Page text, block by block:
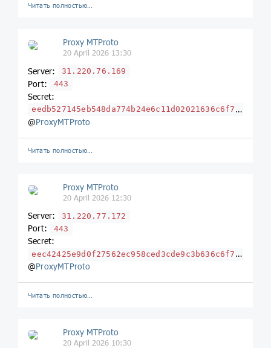
Читать полностью…
Proxy MTProto
20 April 2026 13:30
Server: 31.220.76.169
Port: 443
Secret:
eedb527145eb548da774b24e6c11d02021636c6f7564666c6172652e636f6d
@ProxyMTProto
Читать полностью…
Proxy MTProto
20 April 2026 12:30
Server: 31.220.77.172
Port: 443
Secret:
eec42425e9d0f27562ec958ced3cde9c3b636c6f7564666c6172652e636f6d
@ProxyMTProto
Читать полностью…
Proxy MTProto
20 April 2026 10:30